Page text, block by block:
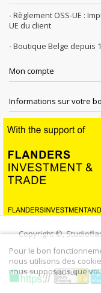
- Règlement OSS-UE :
UE du client
- Boutique Belge depuis
Mon compte
Informations sur votre
Copyright ©,
Pour le bon
nous utilisons des
nous supposons que